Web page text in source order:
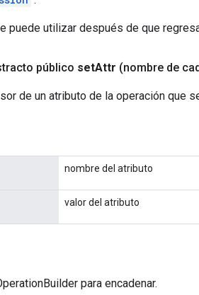
puede utilizar después de que
público setAttr (nombre de
de un atributo de la operación que
nombre del atributo
valor del atributo
para encadenar.